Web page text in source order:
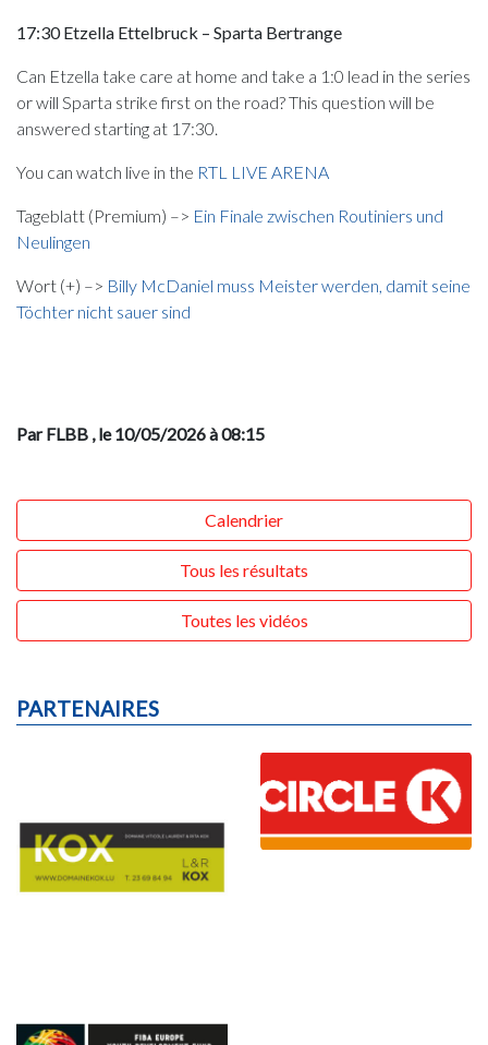
17:30 Etzella Ettelbruck – Sparta Bertrange
Can Etzella take care at home and take a 1:0 lead in the series
or will Sparta strike first on the road? This question will be
answered starting at 17:30.
You can watch live in the RTL LIVE ARENA
Tageblatt (Premium) –> Ein Finale zwischen Routiniers und
Neulingen
Wort (+) –> Billy McDaniel muss Meister werden, damit seine
Töchter nicht sauer sind
Par FLBB , le 10/05/2026 à 08:15
Calendrier
Tous les résultats
Toutes les vidéos
PARTENAIRES